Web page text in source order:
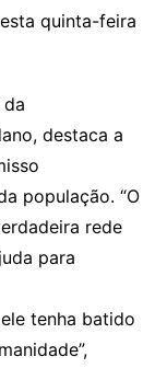
quinta-feira
destaca a
população. “O
rede
para
tenha batido